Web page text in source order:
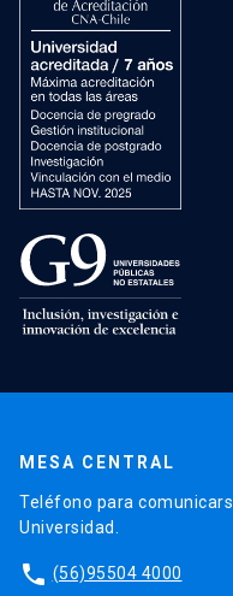
MESA CENTRAL
Teléfono para
Universidad.
phone (56)95504 4000